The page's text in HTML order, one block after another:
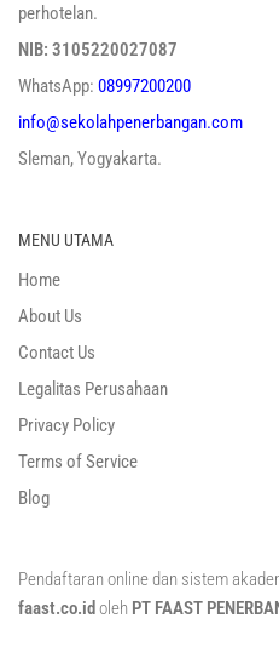
perhotelan.
NIB: 3105220027087
WhatsApp: 08997200200
info@sekolahpenerbangan.com
Sleman, Yogyakarta.
MENU UTAMA
Home
About Us
Contact Us
Legalitas Perusahaan
Privacy Policy
Terms of Service
Blog
Pendaftaran online dan sistem
faast.co.id oleh PT FAAST